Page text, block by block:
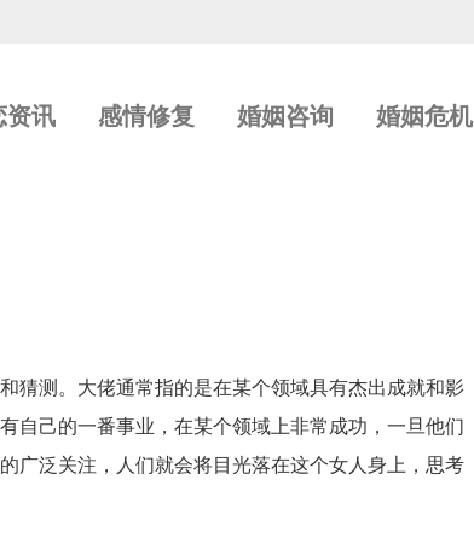
资讯 感情修复 婚姻咨询 婚姻危机
测。大佬通常指的是在某个领域具有杰出成就和影
自己的一番事业，在某个领域上非常成功，一旦他们
广泛关注，人们就会将目光落在这个女人身上，思考